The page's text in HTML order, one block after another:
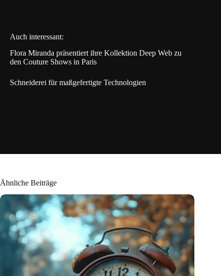
Auch interessant:
Flora Miranda präsentiert ihre Kollektion Deep Web zu
den Couture Shows in Paris
Schneiderei für maßgefertigte Technologien
Ähnliche Beiträge